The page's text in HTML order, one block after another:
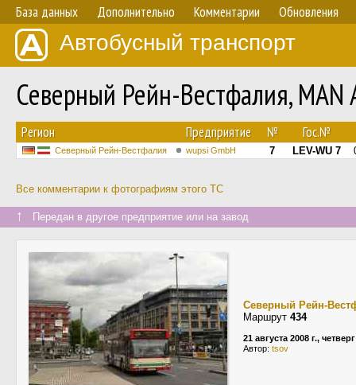
База данных Дополнительно Комментарии Обновления
Автобусный транспорт
Северный Рейн-Вестфалия,
Регион Предприятие № Гос.№
Северный Рейн-Вестфалия wupsi GmbH 7 LEV-WU 7
Все комментарии к фотографиям этого ТС
↑ Передан в другое предприятие или на завод
Северный Рейн-
Маршрут 434
21 августа 2008 г., четверг
Автор: tsov